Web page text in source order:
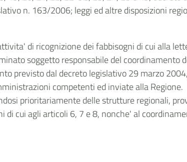
n. 163/2006; leggi ed altre disposizioni
di ricognizione dei fabbisogni di cui alla
soggetto responsabile del
previsto dal decreto legislativo 29 marzo
competenti ed inviate alla Regione.
prioritariamente delle strutture regionali,
di cui agli articoli 6, 7 e 8, nonche' al